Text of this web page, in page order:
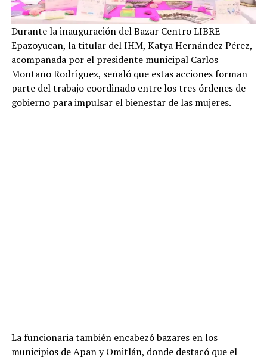
Durante la inauguración del Bazar Centro LIBRE
Epazoyucan, la titular del IHM, Katya Hernández Pérez,
acompañada por el presidente municipal Carlos
Montaño Rodríguez, señaló que estas acciones forman
parte del trabajo coordinado entre los tres órdenes de
gobierno para impulsar el bienestar de las mujeres.
La funcionaria también encabezó bazares en los
municipios de Apan y Omitlán, donde destacó que el